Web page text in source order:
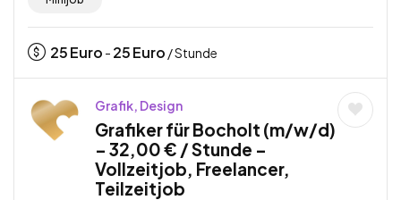
25Euro - 25Euro / Stunde
Grafik, Design
Grafiker für Bocholt (m/w/d)
– 32,00 € / Stunde –
Vollzeitjob, Freelancer,
Teilzeitjob